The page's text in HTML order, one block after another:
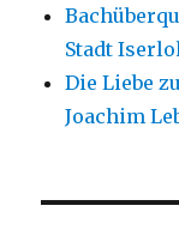
Stadt
Die Liebe
Joachim